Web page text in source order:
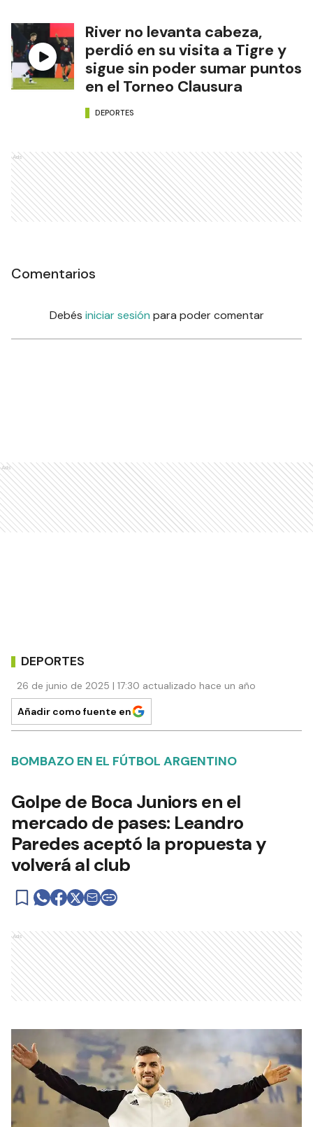
River no levanta cabeza,
perdió en su visita a Tigre y
sigue sin poder sumar puntos
en el Torneo Clausura
DEPORTES
Ads
Comentarios
Debés iniciar sesión para poder comentar
Ads
DEPORTES
26 de junio de 2025 | 17:30 actualizado hace un año
Añadir como fuente en
BOMBAZO EN EL FÚTBOL ARGENTINO
Golpe de Boca Juniors en el
mercado de pases: Leandro
Paredes aceptó la propuesta y
volverá al club
Ads